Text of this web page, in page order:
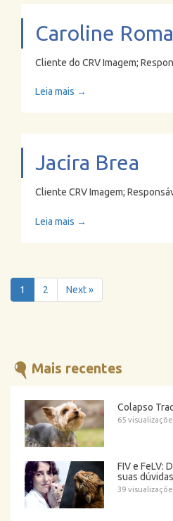
Caroline
Cliente do CRV Imagem;
Leia mais →
Jacira Brea
Cliente CRV Imagem;
Leia mais →
1 2 Next »
Mais recentes
Colapso
65
FIV e FeLV:
suas dúvidas
39